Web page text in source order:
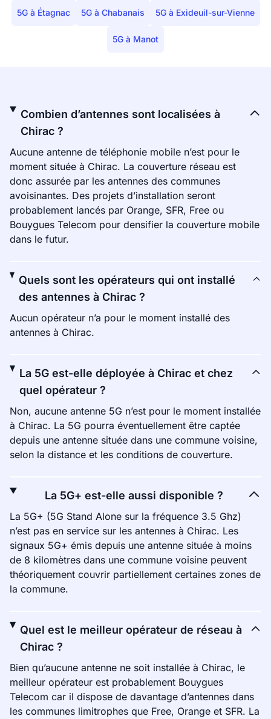
5G à Étagnac 5G à Chabanais 5G à Exideuil-sur-Vienne
5G à Manot
Combien d’antennes sont localisées à
Chirac ?
Aucune antenne de téléphonie mobile n’est pour le
moment située à Chirac. La couverture réseau est
donc assurée par les antennes des communes
avoisinantes. Des projets d’installation seront
probablement lancés par Orange, SFR, Free ou
Bouygues Telecom pour densifier la couverture mobile
dans le futur.
Quels sont les opérateurs qui ont installé
des antennes à Chirac ?
Aucun opérateur n’a pour le moment installé des
antennes à Chirac.
La 5G est-elle déployée à Chirac et chez
quel opérateur ?
Non, aucune antenne 5G n’est pour le moment installée
à Chirac. La 5G pourra éventuellement être captée
depuis une antenne située dans une commune voisine,
selon la distance et les conditions de couverture.
La 5G+ est-elle aussi disponible ?
La 5G+ (5G Stand Alone sur la fréquence 3.5 Ghz)
n’est pas en service sur les antennes à Chirac. Les
signaux 5G+ émis depuis une antenne située à moins
de 8 kilomètres dans une commune voisine peuvent
théoriquement couvrir partiellement certaines zones de
la commune.
Quel est le meilleur opérateur de réseau à
Chirac ?
Bien qu’aucune antenne ne soit installée à Chirac, le
meilleur opérateur est probablement Bouygues
Telecom car il dispose de davantage d’antennes dans
les communes limitrophes que Free, Orange et SFR. La